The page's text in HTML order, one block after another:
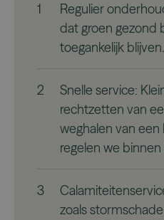
1
Regulier
dat groen gezond
toegankelijk blijven.
2
Snelle service:
rechtzetten van
weghalen van een
regelen we
3
zoals